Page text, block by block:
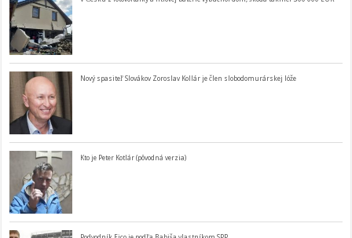
Nový spasiteľ Slovákov Zoroslav Kollár je člen slobodomurárskej lóže
Kto je Peter Kotlár (pôvodná verzia)